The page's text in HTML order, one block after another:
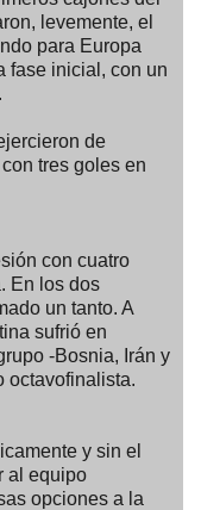
levemente, el
para Europa
fase inicial, con un
de
tres goles en
con cuatro
En los dos
un tanto. A
sufrió en
-Bosnia, Irán y
octavofinalista.
y sin el
al equipo
opciones a la